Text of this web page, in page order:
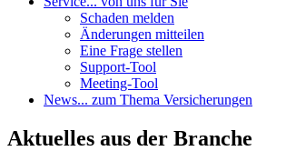
Schaden melden
Änderungen mitteilen
Eine Frage stellen
Support-Tool
Meeting-Tool
News... zum Thema Versicherungen
Aktuelles aus der Branche